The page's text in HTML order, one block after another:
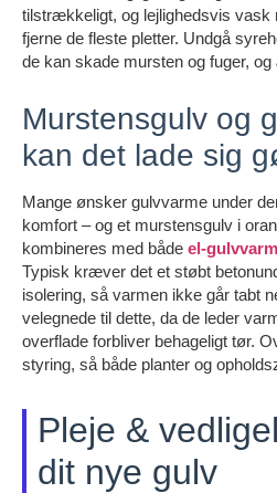
tilstrækkeligt, og lejlighedsvis
fjerne de fleste pletter. Undgå
de kan skade mursten og fuger,
Murstensgulv og
kan det lade sig
Mange ønsker gulvvarme under
komfort – og et murstensgulv i
kombineres med både el-
Typisk kræver det et støbt
isolering, så varmen ikke går tabt
velegnede til dette, da de leder
overflade forbliver behageligt tør.
styring, så både planter og
Pleje &
dit nye gulv